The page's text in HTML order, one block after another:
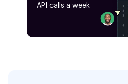
API calls a week